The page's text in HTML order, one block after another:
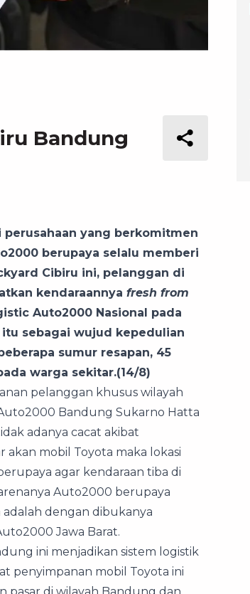
Bandung
yang berkomitmen
berupaya selalu memberi
Cibiru ini, pelanggan di
kendaraannya fresh from
Auto2000 Nasional pada
itu sebagai wujud kepedulian
sumur resapan, 45
warga sekitar.(14/8)
pelanggan khusus wilayah
Bandung Sukarno Hatta
adanya cacat akibat
mobil Toyota maka lokasi
agar kendaraan tiba di
Auto2000 berupaya
dengan dibukanya
Jawa Barat.
ini menjadikan sistem logistik
penyimpanan mobil Toyota ini